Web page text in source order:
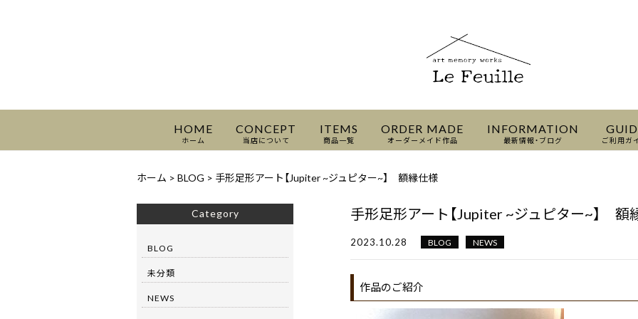
HOME
ホーム
CONCEPT
当店について
ITEMS
商品一覧
ORDER MADE
オーダーメイド作品
INFORMATION
最新情報・ブログ ご利用ガ
ホーム > BLOG > 手形足形アート【Jupiter ~ジュピター~】 額縁仕様
手形足形アート【Jupiter ~ジュピター~】 額
2023.10.28 BLOG NEWS
作品のご紹介
Category
BLOG
未分類
NEWS